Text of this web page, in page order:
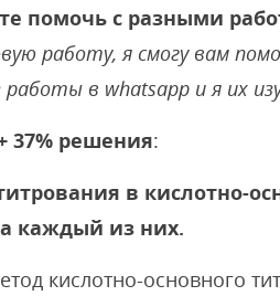
помочь с разными
работу, я смогу вам
в whatsapp и я их
37% решения:
в кислотно-
каждый из них.
кислотно-основного